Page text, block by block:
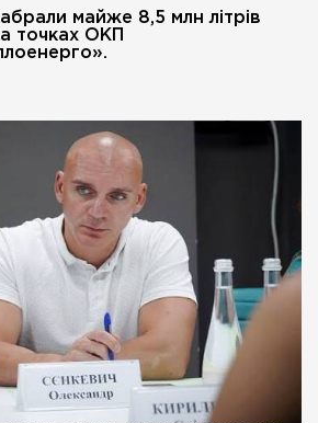
майже 8,5 млн літрів
точках ОКП